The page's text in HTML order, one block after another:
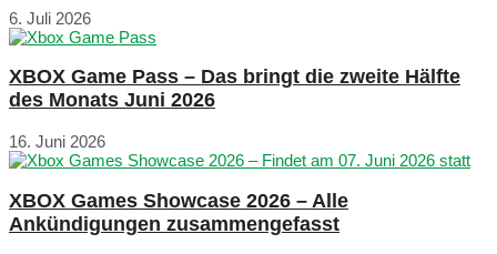
6. Juli 2026
XBOX Game Pass – Das bringt die zweite Hälfte
des Monats Juni 2026
16. Juni 2026
XBOX Games Showcase 2026 – Alle
Ankündigungen zusammengefasst